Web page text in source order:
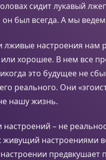
сидит лукавый
был всегда. А мы
лживые настроения нам
или хорошее. В нем все
это будущее не
реального. Они
нашу жизнь.
настроений – не
живущий настроениями